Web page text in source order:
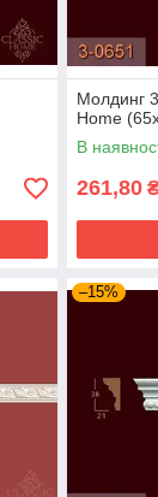
Молдинг
Home
В
261,80
–15%